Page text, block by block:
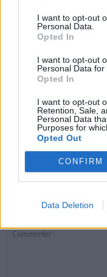
I want to opt-out
Personal Data.
Opted In
I want to opt-out
Personal Data for
Opted In
I want to opt-out
Retention, Sale,
Personal Data
Purposes for
Opted Out
CONFIRM
Data Deletion
Canicule : les conseils
essentiels des
cardiologues pour
éviter le danger
LAISSER UN